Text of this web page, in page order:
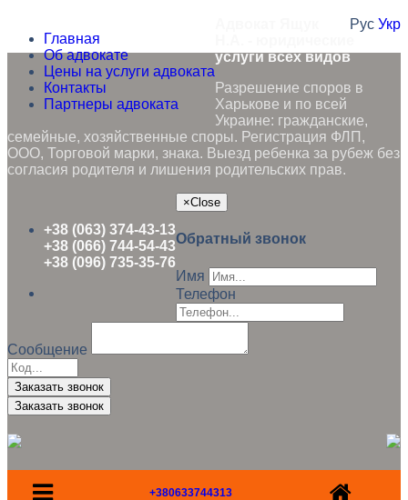
Главная
Об адвокате
Цены на услуги адвоката
Контакты
Партнеры адвоката
Рус Укр
услуги всех видов
Разрешение споров в
Харькове и по всей
Украине: гражданские,
семейные, хозяйственные споры. Регистрация ФЛП,
ООО, Торговой марки, знака. Выезд ребенка за рубеж без
согласия родителя и лишения родительских прав.
+38 (063) 374-43-13
+38 (066) 744-54-43
+38 (096) 735-35-76
×Close
Обратный звонок
Имя
Телефон
Сообщение
Заказать звонок
+380633744313